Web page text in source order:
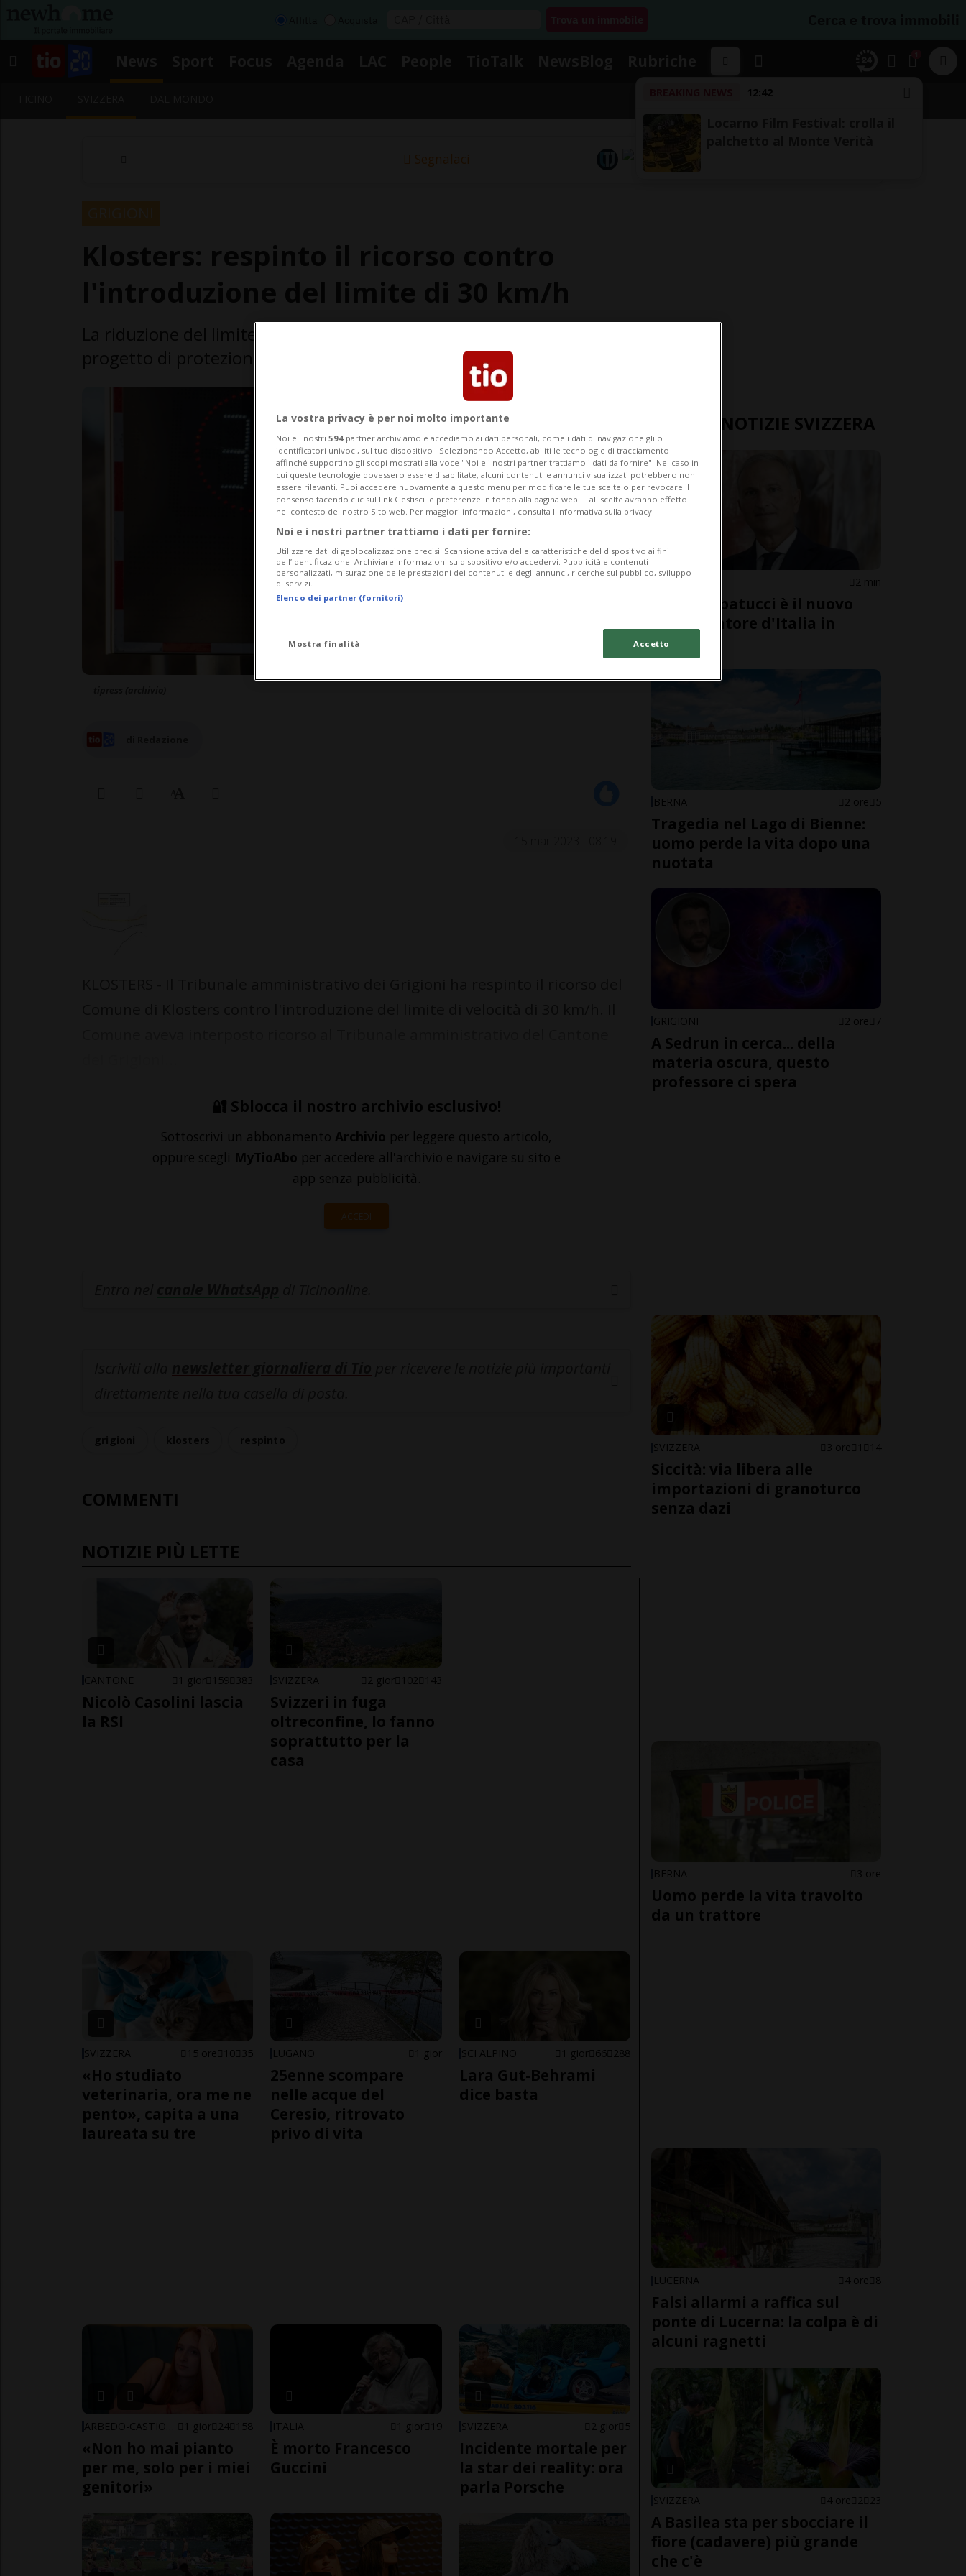
12:42
Segnalaci
progetto di protezione contro l'inquinamento fonico
🔐 Sblocca il nostro archivio esclusivo!
Sottoscrivi un abbonamento Archivio per leggere questo articolo,
oppure scegli MyTioAbo per accedere all'archivio e navigare su sito e
app senza pubblicità.
ACCEDI
COMMENTI
NOTIZIE PIÙ LETTE
CANTONE 1 gior 159 383
Nicolò Casolini lascia
la RSI
SVIZZERA 2 gior 102 143
Svizzeri in fuga
oltreconfine, lo fanno
soprattutto per la
casa
SVIZZERA 15 ore 10 35
«Ho studiato
veterinaria, ora me ne
pento», capita a una
laureata su tre
LUGANO 1 gior
25enne scompare
nelle acque del
Ceresio, ritrovato
privo di vita
SCI ALPINO 1 gior 66 288
Lara Gut-Behrami
dice basta
1 gior 24 158
«Non ho mai pianto
per me, solo per i miei
genitori»
ITALIA 1 gior 19
È morto Francesco
Guccini
SVIZZERA 2 gior 5
Incidente mortale per
la star dei reality: ora
parla Porsche
ULTIME NOTIZIE SVIZZERA
SVIZZERA 2 min
Luca Sabbatucci è il nuovo
ambasciatore d'Italia in
Svizzera
BERNA 2 ore 5
Tragedia nel Lago di Bienne:
uomo perde la vita dopo una
nuotata
GRIGIONI 2 ore 7
A Sedrun in cerca... della
materia oscura, questo
professore ci spera
SVIZZERA 3 ore 1 14
Siccità: via libera alle
importazioni di granoturco
senza dazi
BERNA 3 ore
Uomo perde la vita travolto
da un trattore
LUCERNA 4 ore 8
Falsi allarmi a raffica sul
ponte di Lucerna: la colpa è di
alcuni ragnetti
SVIZZERA 4 ore 2 23
A Basilea sta per sbocciare il
fiore (cadavere) più grande
che c'è
La vostra privacy è per noi molto importante
Noi e i nostri 594 partner archiviamo e accediamo ai dati personali, come i dati di navigazione gli o
identificatori univoci, sul tuo dispositivo . Selezionando Accetto, abiliti le tecnologie di tracciamento
affinché supportino gli scopi mostrati alla voce "Noi e i nostri partner trattiamo i dati da fornire". Nel caso in
cui queste tecnologie dovessero essere disabilitate, alcuni contenuti e annunci visualizzati potrebbero non
essere rilevanti. Puoi accedere nuovamente a questo menu per modificare le tue scelte o per revocare il
consenso facendo clic sul link Gestisci le preferenze in fondo alla pagina web.. Tali scelte avranno effetto
nel contesto del nostro Sito web. Per maggiori informazioni, consulta l'Informativa sulla privacy.
Noi e i nostri partner trattiamo i dati per fornire:
Utilizzare dati di geolocalizzazione precisi. Scansione attiva delle caratteristiche del dispositivo ai fini
dell’identificazione. Archiviare informazioni su dispositivo e/o accedervi. Pubblicità e contenuti
personalizzati, misurazione delle prestazioni dei contenuti e degli annunci, ricerche sul pubblico, sviluppo
di servizi.
Elenco dei partner (fornitori)
Mostra finalità Accetto